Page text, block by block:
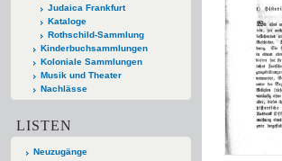
Judaica Frankfurt
Kataloge
Rothschild-Sammlung
Kinderbuchsammlungen
Koloniale Sammlungen
Musik und Theater
Nachlässe
LISTEN
Neuzugänge